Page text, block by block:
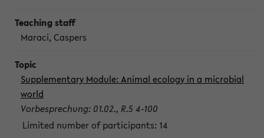
Maraci, Caspers
Supplementary Module: Animal ecology in a microbial
world
Vorbesprechung: 01.02., R.5 4-100
Limited number of participants: 14